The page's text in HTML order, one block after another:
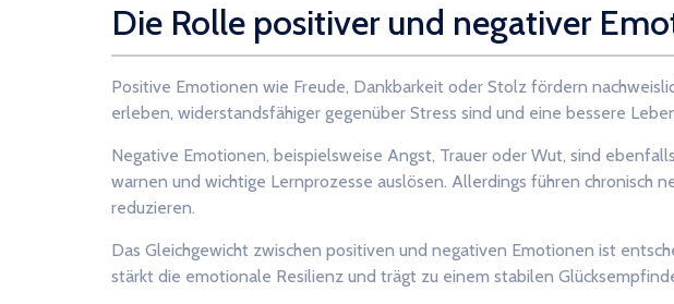
Die Rolle positiver und negativer
Positive Emotionen wie Freude, Dankbarkeit oder Stolz fördern
erleben, widerstandsfähiger gegenüber Stress sind und eine bessere
Negative Emotionen, beispielsweise Angst, Trauer oder Wut, sind
warnen und wichtige Lernprozesse auslösen. Allerdings führen
reduzieren.
Das Gleichgewicht zwischen positiven und negativen Emotionen ist
stärkt die emotionale Resilienz und trägt zu einem stabilen